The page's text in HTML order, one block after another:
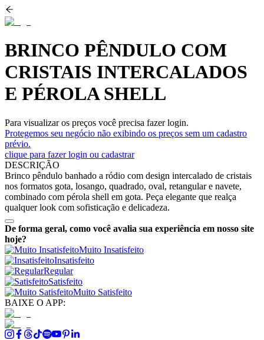
BRINCO PÊNDULO COM
CRISTAIS INTERCALADOS
E PÉROLA SHELL
Para visualizar os preços você precisa fazer login.
Protegemos seu negócio não exibindo os preços sem um cadastro
prévio.
clique para fazer login ou cadastrar
DESCRIÇÃO
Brinco pêndulo banhado a ródio com design intercalado de cristais
nos formatos gota, losango, quadrado, oval, retangular e navete,
combinado com pérola shell em gota. Peça elegante que realça
qualquer look com sofisticação e delicadeza.
De forma geral, como você avalia sua experiência em nosso site
hoje?
Muito Insatisfeito
Insatisfeito
Regular
Satisfeito
Muito Satisfeito
BAIXE O APP: